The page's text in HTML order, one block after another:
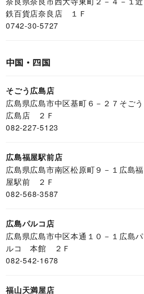
鉄百貨店奈良店 １Ｆ
0742-30-5727
中国・四国
そごう広島店
広島県広島市中区基町６－２７そごう
広島店 ２Ｆ
082-227-5123
広島福屋駅前店
広島県広島市南区松原町９－１広島福
屋駅前 ２Ｆ
082-568-3587
広島パルコ店
広島県広島市中区本通１０－１広島パ
ルコ 本館 ２Ｆ
082-542-1678
福山天満屋店